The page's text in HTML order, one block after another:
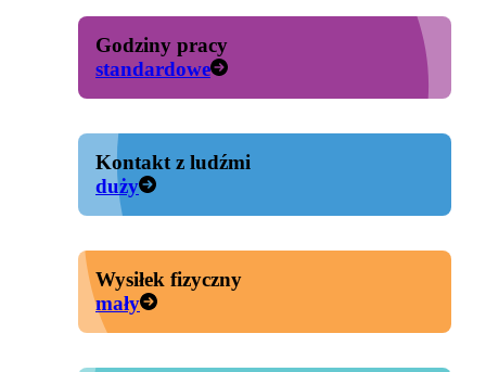
Godziny pracy
standardowe
Kontakt z ludźmi
duży
Wysiłek fizyczny
mały